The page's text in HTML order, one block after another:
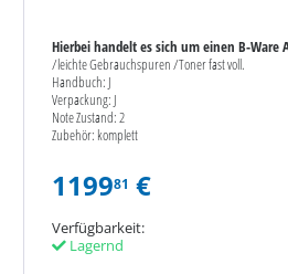
Hierbei handelt es sich um einen B-
/leichte Gebrauchspuren /Toner fast voll.
Handbuch: J
Verpackung: J
Note Zustand: 2
Zubehör: komplett
119981 €
Verfügbarkeit:
Lagernd